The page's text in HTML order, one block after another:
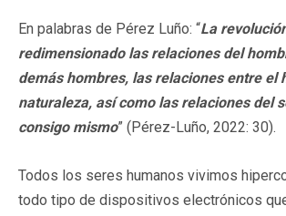
En palabras de Pérez Luño: “La
redimensionado las relaciones del
demás hombres, las relaciones entre el
naturaleza, así como las relaciones del
consigo mismo” (Pérez-Luño, 2022: 30).
Todos los seres humanos vivimos
todo tipo de dispositivos electrónicos